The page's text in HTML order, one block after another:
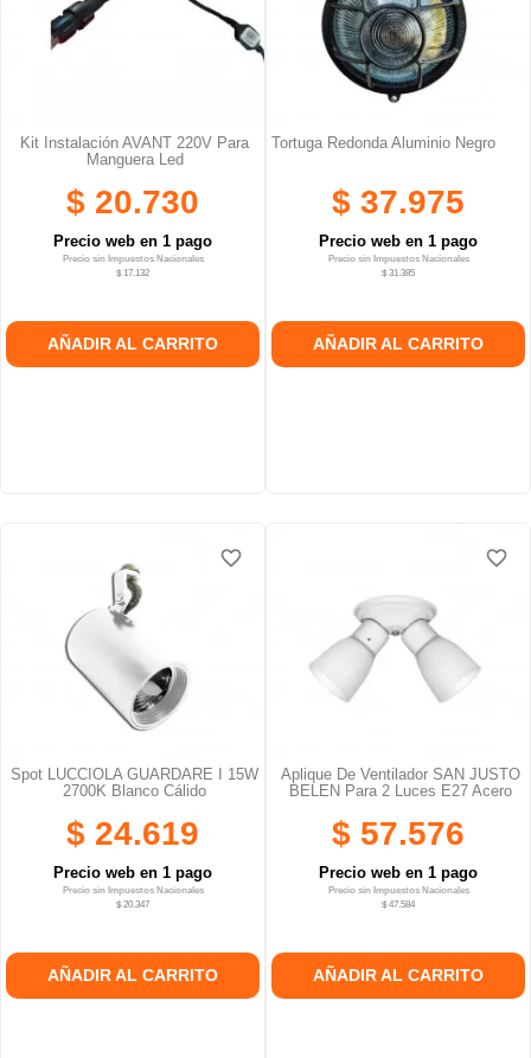
Kit Instalación AVANT 220V Para
Manguera Led
$ 20.730
Precio web en 1 pago
Precio sin Impuestos Nacionales
$ 17.132
AÑADIR AL CARRITO
Tortuga Redonda Aluminio Negro
$ 37.975
Precio web en 1 pago
Precio sin Impuestos Nacionales
$ 31.385
AÑADIR AL CARRITO
Spot LUCCIOLA GUARDARE I 15W
2700K Blanco Cálido
$ 24.619
Precio web en 1 pago
Precio sin Impuestos Nacionales
$ 20.347
AÑADIR AL CARRITO
favorite_border
favorite_border
favorite_border
Aplique De Ventilador SAN JUSTO
BELEN Para 2 Luces E27 Acero
$ 57.576
Precio web en 1 pago
Precio sin Impuestos Nacionales
$ 47.584
AÑADIR AL CARRITO
favorite_border
favorite_border
favorite_border